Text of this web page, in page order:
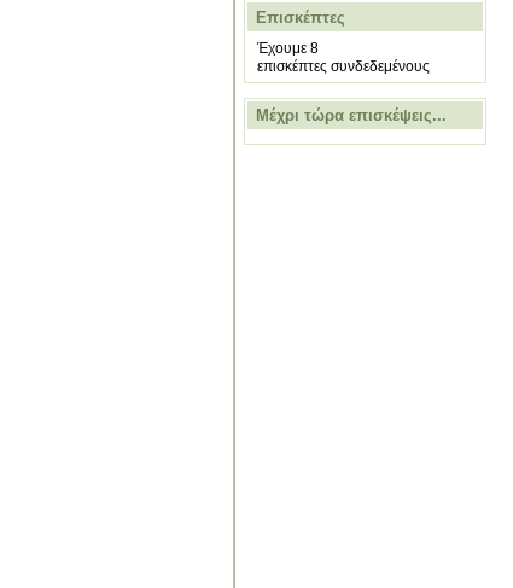
Επισκέπτες
Έχουμε 8
επισκέπτες συνδεδεμένους
Μέχρι τώρα επισκέψεις...